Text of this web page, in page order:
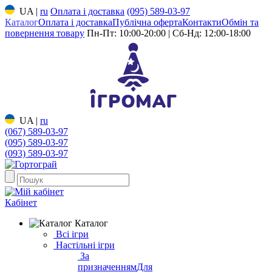
UA | ru Оплата і доставка (095) 589-03-97
КаталогОплата і доставкаПублічна офертаКонтактиОбмін та
повернення товару Пн-Пт: 10:00-20:00 | Сб-Нд: 12:00-18:00
UA | ru
(067) 589-03-97
(095) 589-03-97
(093) 589-03-97
Кабінет
Каталог
Всі ігри
Настільні ігри
За
призначеннямДля